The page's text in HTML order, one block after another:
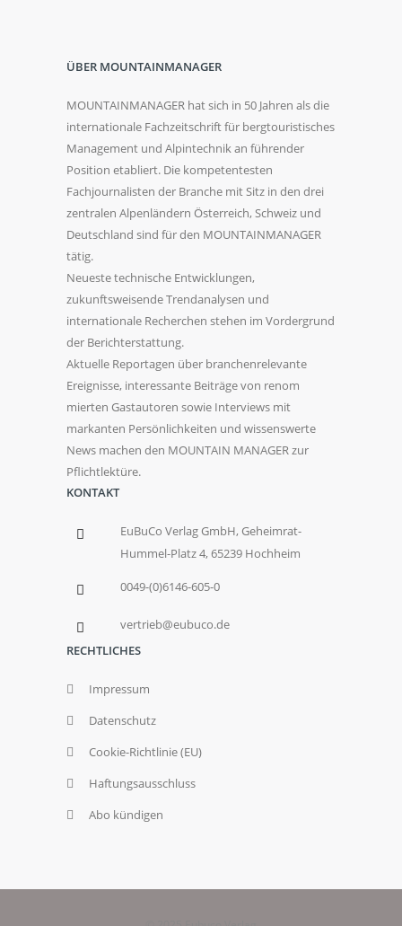
ÜBER MOUNTAINMANAGER
MOUNTAINMANAGER hat sich in 50 Jahren als die
internationale Fachzeitschrift für bergtouristisches
Management und Alpintechnik an führender
Position etabliert. Die kompetentesten
Fachjournalisten der Branche mit Sitz in den drei
zentralen Alpenländern Österreich, Schweiz und
Deutschland sind für den MOUNTAINMANAGER
tätig.
Neueste technische Entwicklungen,
zukunftsweisende Trendanalysen und
internationale Recherchen stehen im Vordergrund
der Berichterstattung.
Aktuelle Reportagen über branchenrelevante
Ereignisse, interessante Beiträge von renom
mierten Gastautoren sowie Interviews mit
markanten Persönlichkeiten und wissenswerte
News machen den MOUNTAIN MANAGER zur
Pflichtlektüre.
KONTAKT
EuBuCo Verlag GmbH, Geheimrat-
Hummel-Platz 4, 65239 Hochheim
0049-(0)6146-605-0
vertrieb@eubuco.de
RECHTLICHES
Impressum
Datenschutz
Cookie-Richtlinie (EU)
Haftungsausschluss
Abo kündigen